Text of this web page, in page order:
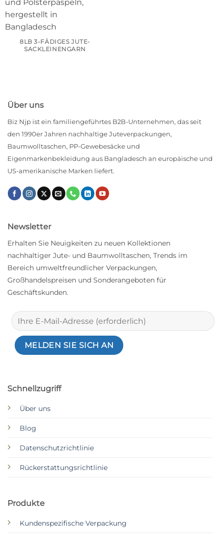
8LB 3-FÄDIGES JUTE-
SACKLEINENGARN
Über uns
Biz Njp ist ein familiengeführtes B2B-Unternehmen, das seit
den 1990er Jahren nachhaltige Juteverpackungen,
Baumwolltaschen, PP-Gewebesäcke und
Eigenmarkenbekleidung aus Bangladesch an europäische und
US-amerikanische Marken liefert.
Schnellzugriff
Über uns
Blog
Datenschutzrichtlinie
Rückerstattungsrichtlinie
Produkte
Kundenspezifische Verpackung
Newsletter
Erhalten Sie Neuigkeiten zu neuen Kollektionen
nachhaltiger Jute- und Baumwolltaschen, Trends im
Bereich umweltfreundlicher Verpackungen,
Großhandelspreisen und Sonderangeboten für
Geschäftskunden.